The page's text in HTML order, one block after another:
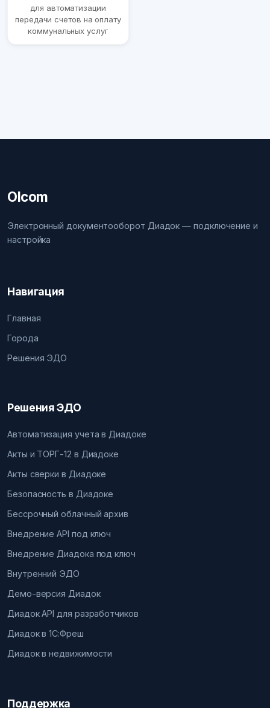
для автоматизации
передачи счетов на оплату
коммунальных услуг
Olcom
Электронный документооборот Диадок — подключение и
настройка
Навигация
Главная
Города
Решения ЭДО
Решения ЭДО
Автоматизация учета в Диадоке
Акты и ТОРГ-12 в Диадоке
Акты сверки в Диадоке
Безопасность в Диадоке
Бессрочный облачный архив
Внедрение API под ключ
Внедрение Диадока под ключ
Внутренний ЭДО
Демо-версия Диадок
Диадок API для разработчиков
Диадок в 1С:Фреш
Диадок в недвижимости
Поддержка